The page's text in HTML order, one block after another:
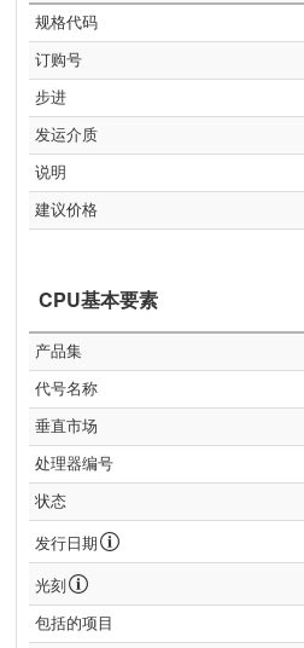
规格代码
订购号
步进
发运介质
说明
建议价格
CPU基本要素
产品集
代号名称
垂直市场
处理器编号
状态
发行日期
光刻
包括的项目